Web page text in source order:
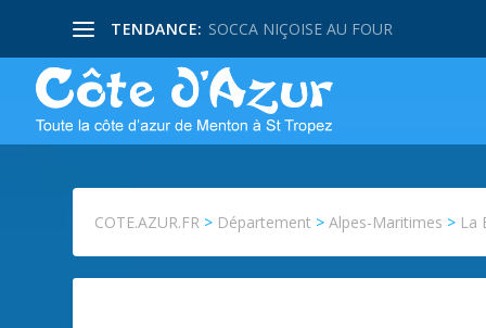
TENDANCE: SOCCA NIÇOISE AU FOUR
COTE.AZUR.FR > Département >Alpes-Maritimes > La